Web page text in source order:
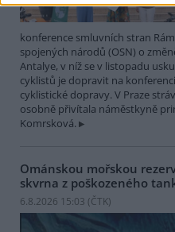
konference smluvních stran
spojených národů (OSN) o
Antalye, v níž se v listopadu
cyklistů je dopravit na konferenci
cyklistické dopravy. V Praze
osobně přivítala náměstkyně
Komrsková.
Ománskou mořskou
skvrna z poškozeného
6.8.2026 15:03 (ČTK)